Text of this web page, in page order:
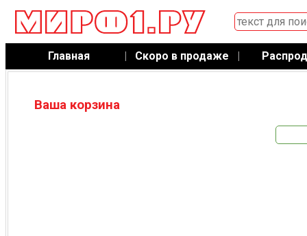
Главная | Скоро в продаже |
Ваша корзина